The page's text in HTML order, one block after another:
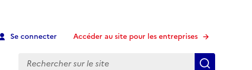
Se connecter Accéder au site pour les entreprises
Recherche